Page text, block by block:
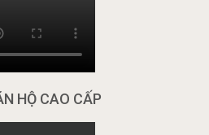
HỘ CAO CẤP